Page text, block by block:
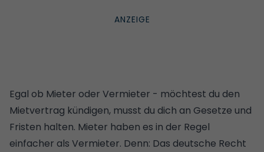
Egal ob Mieter oder Vermieter - möchtest du den
Mietvertrag kündigen, musst du dich an Gesetze und
Fristen halten. Mieter haben es in der Regel
einfacher als Vermieter. Denn: Das deutsche Recht